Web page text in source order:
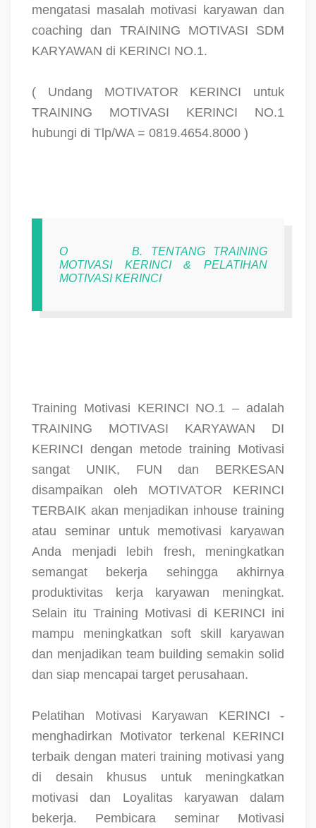
mengatasi masalah motivasi karyawan dan
coaching dan TRAINING MOTIVASI SDM
KARYAWAN di KERINCI NO.1.
( Undang MOTIVATOR KERINCI untuk
TRAINING MOTIVASI KERINCI NO.1
hubungi di Tlp/WA = 0819.4654.8000 )
O
B. TENTANG TRAINING
MOTIVASI KERINCI & PELATIHAN
MOTIVASI KERINCI
Training Motivasi KERINCI NO.1 – adalah
TRAINING MOTIVASI KARYAWAN DI
KERINCI dengan metode training Motivasi
sangat UNIK, FUN dan BERKESAN
disampaikan oleh MOTIVATOR KERINCI
TERBAIK akan menjadikan inhouse training
atau seminar untuk memotivasi karyawan
Anda menjadi lebih fresh, meningkatkan
semangat bekerja sehingga akhirnya
produktivitas kerja karyawan meningkat.
Selain itu Training Motivasi di KERINCI ini
mampu meningkatkan soft skill karyawan
dan menjadikan team building semakin solid
dan siap mencapai target perusahaan.
Pelatihan Motivasi Karyawan KERINCI -
menghadirkan Motivator terkenal KERINCI
terbaik dengan materi training motivasi yang
di desain khusus untuk meningkatkan
motivasi dan Loyalitas karyawan dalam
bekerja. Pembicara seminar Motivasi